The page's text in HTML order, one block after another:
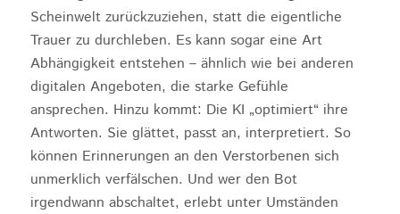
Scheinwelt zurückzuziehen, statt die eigentliche
Trauer zu durchleben. Es kann sogar eine Art
Abhängigkeit entstehen – ähnlich wie bei anderen
digitalen Angeboten, die starke Gefühle
ansprechen. Hinzu kommt: Die KI „optimiert“ ihre
Antworten. Sie glättet, passt an, interpretiert. So
können Erinnerungen an den Verstorbenen sich
unmerklich verfälschen. Und wer den Bot
irgendwann abschaltet, erlebt unter Umständen